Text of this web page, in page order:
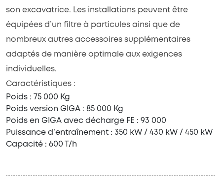
son excavatrice. Les installations peuvent être
équipées d’un filtre à particules ainsi que de
nombreux autres accessoires supplémentaires
adaptés de manière optimale aux exigences
individuelles.
Caractéristiques :
Poids : 75 000 Kg
Poids version GIGA : 85 000 Kg
Poids en GIGA avec décharge FE : 93 000
Puissance d’entraînement : 350 kW / 430 kW / 450 kW
Capacité : 600 T/h